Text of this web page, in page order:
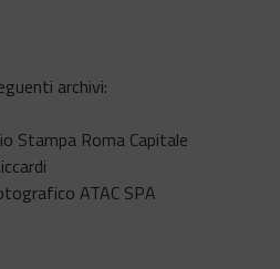
archivi:
Stampa Roma Capitale
ATAC SPA